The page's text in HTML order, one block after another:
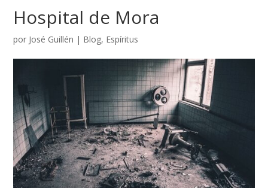
Hospital de Mora
por José Guillén | Blog, Espíritus